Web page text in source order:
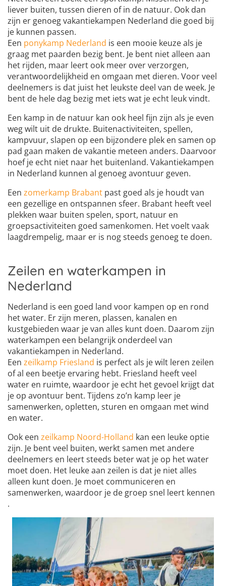
liever buiten, tussen dieren of in de natuur. Ook dan
zijn er genoeg vakantiekampen Nederland die goed bij
je kunnen passen.
Een ponykamp Nederland is een mooie keuze als je
graag met paarden bezig bent. Je bent niet alleen aan
het rijden, maar leert ook meer over verzorgen,
verantwoordelijkheid en omgaan met dieren. Voor veel
deelnemers is dat juist het leukste deel van de week. Je
bent de hele dag bezig met iets wat je echt leuk vindt.
Een kamp in de natuur kan ook heel fijn zijn als je even
weg wilt uit de drukte. Buitenactiviteiten, spellen,
kampvuur, slapen op een bijzondere plek en samen op
pad gaan maken de vakantie meteen anders. Daarvoor
hoef je echt niet naar het buitenland. Vakantiekampen
in Nederland kunnen al genoeg avontuur geven.
Een zomerkamp Brabant past goed als je houdt van
een gezellige en ontspannen sfeer. Brabant heeft veel
plekken waar buiten spelen, sport, natuur en
groepsactiviteiten goed samenkomen. Het voelt vaak
laagdrempelig, maar er is nog steeds genoeg te doen.
Zeilen en waterkampen in
Nederland
Nederland is een goed land voor kampen op en rond
het water. Er zijn meren, plassen, kanalen en
kustgebieden waar je van alles kunt doen. Daarom zijn
waterkampen een belangrijk onderdeel van
vakantiekampen in Nederland.
Een zeilkamp Friesland is perfect als je wilt leren zeilen
of al een beetje ervaring hebt. Friesland heeft veel
water en ruimte, waardoor je echt het gevoel krijgt dat
je op avontuur bent. Tijdens zo’n kamp leer je
samenwerken, opletten, sturen en omgaan met wind
en water.
Ook een zeilkamp Noord-Holland kan een leuke optie
zijn. Je bent veel buiten, werkt samen met andere
deelnemers en leert steeds beter wat je op het water
moet doen. Het leuke aan zeilen is dat je niet alles
alleen kunt doen. Je moet communiceren en
samenwerken, waardoor je de groep snel leert kennen
.